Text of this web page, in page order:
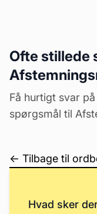
Ofte stillede
Få hurtigt svar
spørgsmål til
← Tilbage til
Hvad sker